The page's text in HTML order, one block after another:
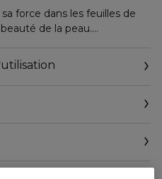
force dans les feuilles de
de la peau.
La peau se régénère 2
et uniformisé.
PAYOT.
des neurosciences. '